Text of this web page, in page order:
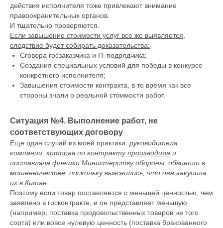
действия исполнителя тоже привлекают внимание
правоохранительных органов.
И тщательно проверяются.
Если завышение стоимости услуг все же выявляется,
следствие будет собирать доказательства:
Сговора госзаказчика и IT-подрядчика;
Создания специальных условий для победы в конкурсе
конкретного исполнителя;
Завышения стоимости контракта, в то время как все
стороны знали о реальной стоимости работ.
Ситуация №4. Выполнение работ, не
соответствующих договору
Еще один случай из моей практики: руководителя
компании, которая по контрактупроизводила и
поставляла флешки Министерству обороны, обвинили в
мошенничестве, поскольку выяснилось, что она закупила
их в Китае.
Поэтому если товар поставляется с меньшей ценностью, чем
заявлено в госконтракте, и он представляет меньшую
(например, поставка продовольственных товаров не того
сорта) или вовсе нулевую ценность (поставка бракованного
Меню сайта
Информ-Бюро
Услуги
О Бюро
Опыт
Карьера
Команда
Контакты
Новости Бюро Аналитика
Инфографика
Тесты
Видео
Подкасты